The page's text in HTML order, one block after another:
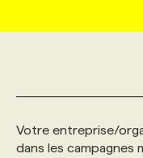
AFFAIRES
INITIATIVES
WEB &
INFOLETTRE
ANNONCEZ
PROFIL
VOIR LES
PROFIL
FAQ
ANNONCEZ
NOS
NOS
CHASSE DE TÊTE
SERVICE DE
Votre entreprise/
dans les campagnes